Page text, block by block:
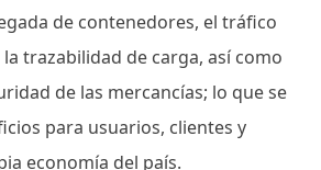
de contenedores, el tráfico
trazabilidad de carga, así como
de las mercancías; lo que se
para usuarios, clientes y
economía del país.